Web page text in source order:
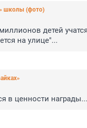
школы (фото)
детей
на улице"...
в ценности награды...